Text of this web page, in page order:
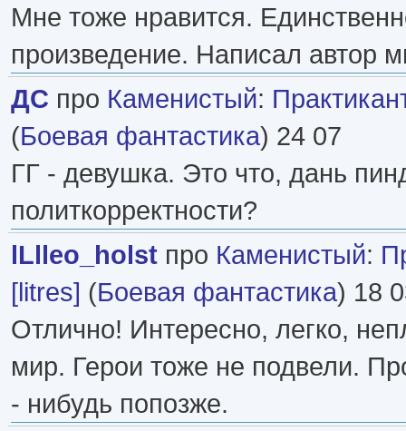
Мне тоже нравится.
произведение. Написал автор
ДС про Каменистый:
(Боевая фантастика) 24 07
ГГ - девушка. Это что, дань
политкорректности?
lLlleo_holst про Каменистый:
[litres] (Боевая фантастика) 18
Отлично! Интересно, легко,
мир. Герои тоже не подвели.
- нибудь попозже.